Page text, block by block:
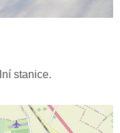
stanice.